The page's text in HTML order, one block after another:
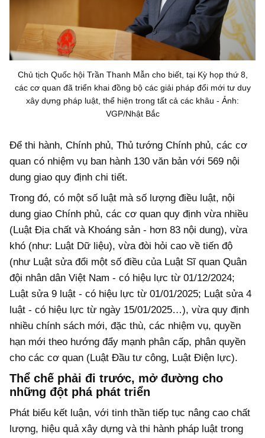
Chủ tịch Quốc hội Trần Thanh Mẫn cho biết, tại Kỳ họp thứ 8,
các cơ quan đã triển khai đồng bộ các giải pháp đổi mới tư duy
xây dựng pháp luật, thể hiện trong tất cả các khâu - Ảnh:
VGP/Nhật Bắc
Để thi hành, Chính phủ, Thủ tướng Chính phủ, các cơ
quan có nhiệm vụ ban hành 130 văn bản với 569 nội
dung giao quy định chi tiết.
Trong đó, có một số luật mà số lượng điều luật, nội
dung giao Chính phủ, các cơ quan quy định vừa nhiều
(Luật Địa chất và Khoáng sản - hơn 83 nội dung), vừa
khó (như: Luật Dữ liệu), vừa đòi hỏi cao về tiến độ
(như Luật sửa đổi một số điều của Luật Sĩ quan Quân
đội nhân dân Việt Nam - có hiệu lực từ 01/12/2024;
Luật sửa 9 luật - có hiệu lực từ 01/01/2025; Luật sửa 4
luật - có hiệu lực từ ngày 15/01/2025…), vừa quy định
nhiều chính sách mới, đặc thù, các nhiệm vụ, quyền
hạn mới theo hướng đẩy mạnh phân cấp, phân quyền
cho các cơ quan (Luật Đầu tư công, Luật Điện lực).
Thể chế phải đi trước, mở đường cho
những đột phá phát triển
Phát biểu kết luận, với tinh thần tiếp tục nâng cao chất
lượng, hiệu quả xây dựng và thi hành pháp luật trong